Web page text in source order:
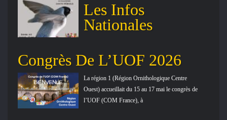
Les Infos
Nationales
Congrès De L’UOF 2026
La région 1 (Région Ornithologique Centre
Ouest) accueillait du 15 au 17 mai le congrès de
l’UOF (COM France), à